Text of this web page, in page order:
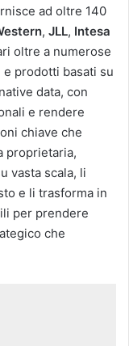
ad oltre 140
, JLL, Intesa
oltre a numerose
prodotti basati su
data, con
e rendere
chiave che
proprietaria,
vasta scala, li
e li trasforma in
per prendere
che